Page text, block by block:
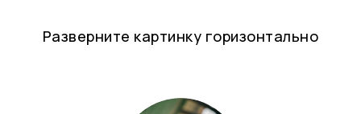
Разверните картинку горизонтально